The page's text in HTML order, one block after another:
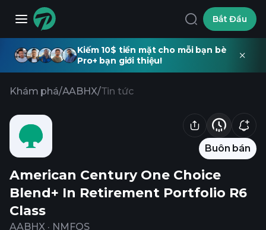
Bắt Đầu
Kiếm 10$ tiền mặt cho mỗi bạn bè
Pro+ bạn giới thiệu!
Khám phá/AABHX/Tin tức
Buôn bán
American Century One Choice
Blend+ In Retirement Portfolio R6
Class
AABHX · NMFQS